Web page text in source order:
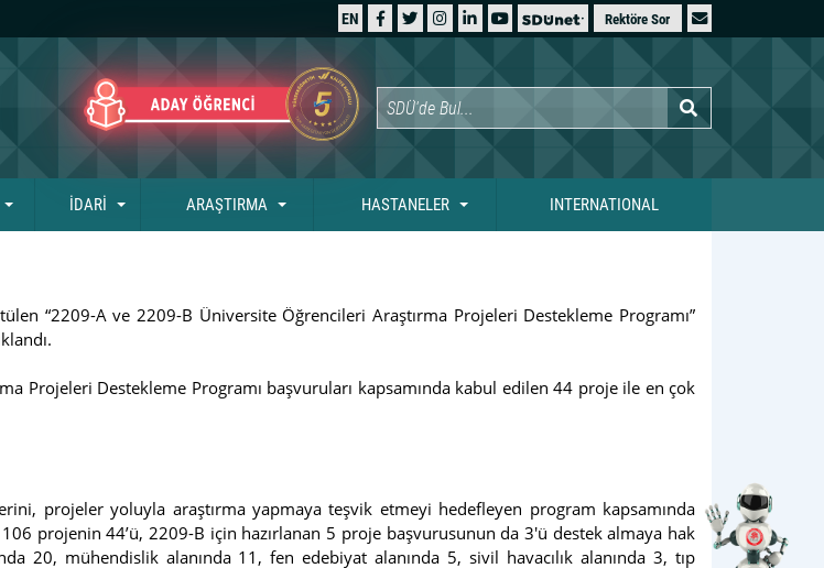
EN Rektöre Sor
İDARİ ARAŞTIRMA HASTANELER INTERNATIONAL
“2209-A ve 2209-B Üniversite Öğrencileri Araştırma Projeleri Destekleme Programı”
Projeleri Destekleme Programı başvuruları kapsamında kabul edilen 44 proje ile en çok
projeler yoluyla araştırma yapmaya teşvik etmeyi hedefleyen program kapsamında
projenin 44’ü, 2209-B için hazırlanan 5 proje başvurusunun da 3'ü destek almaya hak
20, mühendislik alanında 11, fen edebiyat alanında 5, sivil havacılık alanında 3, tıp